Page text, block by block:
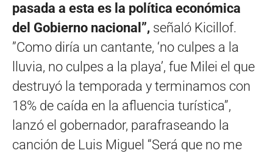
pasada a esta es la política económica
del Gobierno nacional”, señaló Kicillof.
”Como diría un cantante, ‘no culpes a la
lluvia, no culpes a la playa’, fue Milei el que
destruyó la temporada y terminamos con
18% de caída en la afluencia turística”,
lanzó el gobernador, parafraseando la
canción de Luis Miguel “Será que no me